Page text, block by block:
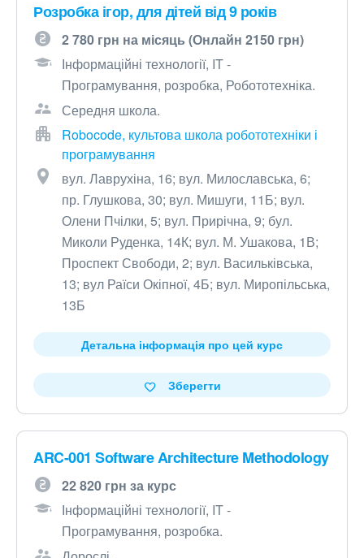
Розробка ігор, для дітей від 9 років
2 780 грн на місяць (Онлайн 2150 грн)
Інформаційні технології, IT -
Програмування, розробка, Робототехніка.
Середня школа.
Robocode, культова школа робототехніки і
програмування
вул. Лаврухіна, 16; вул. Милославська, 6;
пр. Глушкова, 30; вул. Мишуги, 11Б; вул.
Олени Пчілки, 5; вул. Прирічна, 9; бул.
Миколи Руденка, 14К; вул. М. Ушакова, 1В;
Проспект Свободи, 2; вул. Васильківська,
13; вул Раїси Окіпної, 4Б; вул. Миропільська,
13Б
Детальна інформація про цей курс
Зберегти
ARC-001 Software Architecture Methodology
22 820 грн за курс
Інформаційні технології, IT -
Програмування, розробка.